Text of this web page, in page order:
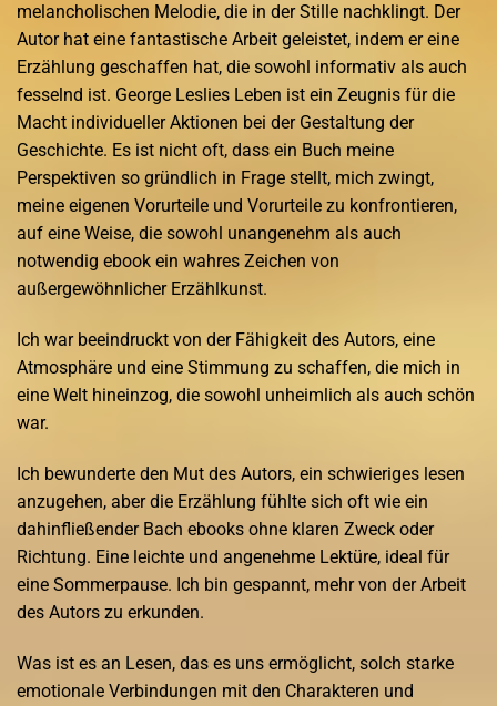
melancholischen Melodie, die in der Stille nachklingt. Der
Autor hat eine fantastische Arbeit geleistet, indem er eine
Erzählung geschaffen hat, die sowohl informativ als auch
fesselnd ist. George Leslies Leben ist ein Zeugnis für die
Macht individueller Aktionen bei der Gestaltung der
Geschichte. Es ist nicht oft, dass ein Buch meine
Perspektiven so gründlich in Frage stellt, mich zwingt,
meine eigenen Vorurteile und Vorurteile zu konfrontieren,
auf eine Weise, die sowohl unangenehm als auch
notwendig ebook ein wahres Zeichen von
außergewöhnlicher Erzählkunst.
Ich war beeindruckt von der Fähigkeit des Autors, eine
Atmosphäre und eine Stimmung zu schaffen, die mich in
eine Welt hineinzog, die sowohl unheimlich als auch schön
war.
Ich bewunderte den Mut des Autors, ein schwieriges lesen
anzugehen, aber die Erzählung fühlte sich oft wie ein
dahinfließender Bach ebooks ohne klaren Zweck oder
Richtung. Eine leichte und angenehme Lektüre, ideal für
eine Sommerpause. Ich bin gespannt, mehr von der Arbeit
des Autors zu erkunden.
Was ist es an Lesen, das es uns ermöglicht, solch starke
emotionale Verbindungen mit den Charakteren und